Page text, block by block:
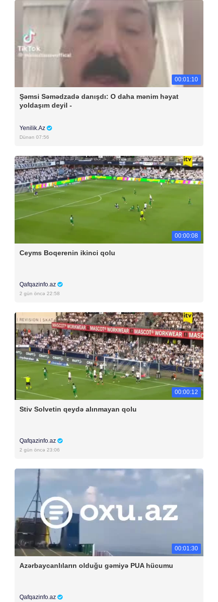
00:01:10
Şəmsi Səmədzadə danışdı: O daha mənim həyat
yoldaşım deyil -
Yenilik.Az
Dünən 07:56
00:00:08
Ceyms Boqerenin ikinci qolu
Qafqazinfo.az
2 gün öncə 22:58
00:00:12
Stiv Solvetin qeydə alınmayan qolu
Qafqazinfo.az
2 gün öncə 23:06
00:01:30
Azərbaycanlıların olduğu gəmiyə PUA hücumu
Qafqazinfo.az